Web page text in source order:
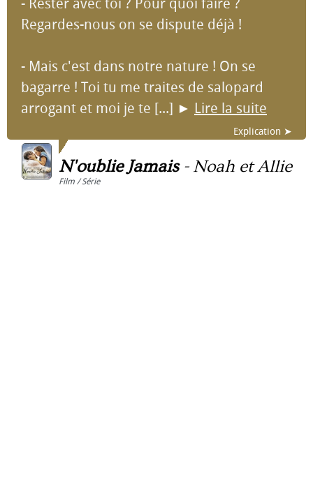
- Rester avec toi ? Pour quoi faire ?
Regardes-nous on se dispute déjà !
- Mais c'est dans notre nature ! On se
bagarre ! Toi tu me traites de salopard
arrogant et moi je te [...] ► Lire la suite
Explication ➤
N'oublie Jamais- Noah et Allie
Film / Série